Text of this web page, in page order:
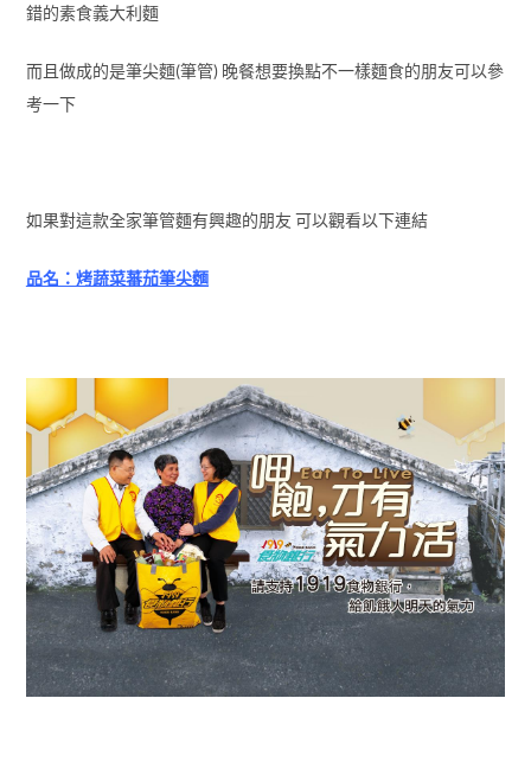
錯的素食義大利麵
而且做成的是筆尖麵(筆管) 晚餐想要換點不一樣麵食的朋友可以參
考一下
如果對這款全家筆管麵有興趣的朋友 可以觀看以下連結
品名：烤蔬菜蕃茄筆尖麵